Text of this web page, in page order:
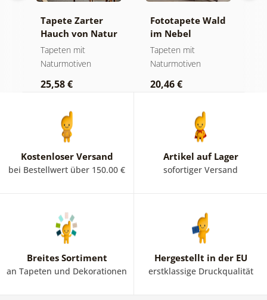
Tapete Zarter
Hauch von Natur
Tapeten mit
Naturmotiven
25,58 €
Fototapete Wald
im Nebel
Tapeten mit
Naturmotiven
20,46 €
Kostenloser Versand
bei Bestellwert über 150.00 €
Artikel auf Lager
sofortiger Versand
Breites Sortiment
an Tapeten und Dekorationen
Hergestellt in der EU
erstklassige Druckqualität